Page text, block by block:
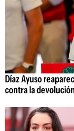
Díaz Ayuso
contra la